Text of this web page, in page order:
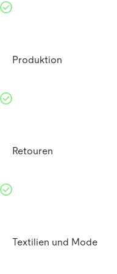
Produktion
Retouren
Textilien und Mode